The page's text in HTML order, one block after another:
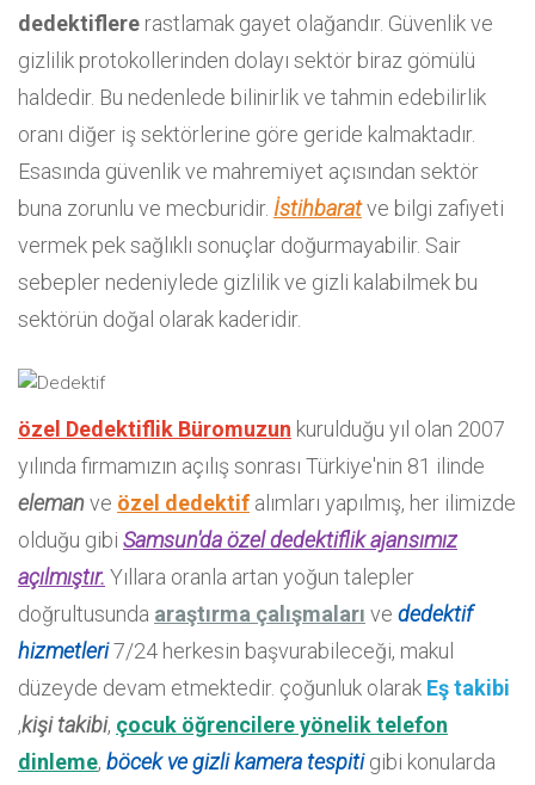
dedektiflere rastlamak gayet olağandır. Güvenlik ve
gizlilik protokollerinden dolayı sektör biraz gömülü
haldedir. Bu nedenlede bilinirlik ve tahmin edebilirlik
oranı diğer iş sektörlerine göre geride kalmaktadır.
Esasında güvenlik ve mahremiyet açısından sektör
buna zorunlu ve mecburidir. İstihbaratve bilgi zafiyeti
vermek pek sağlıklı sonuçlar doğurmayabilir. Sair
sebepler nedeniylede gizlilik ve gizli kalabilmek bu
sektörün doğal olarak kaderidir.
özel Dedektiflik Büromuzun kurulduğu yıl olan 2007
yılında firmamızın açılış sonrası Türkiye'nin 81 ilinde
elemanve özel dedektif alımları yapılmış, her ilimizde
olduğu gibi Samsun'da özel dedektiflik ajansımız
açılmıştır. Yıllara oranla artan yoğun talepler
doğrultusunda araştırma çalışmaları ve dedektif
hizmetleri7/24 herkesin başvurabileceği, makul
düzeyde devam etmektedir. çoğunluk olarak Eş takibi
,kişi takibi, çocuk öğrencilere yönelik telefon
dinleme, böcek ve gizli kamera tespitigibi konularda